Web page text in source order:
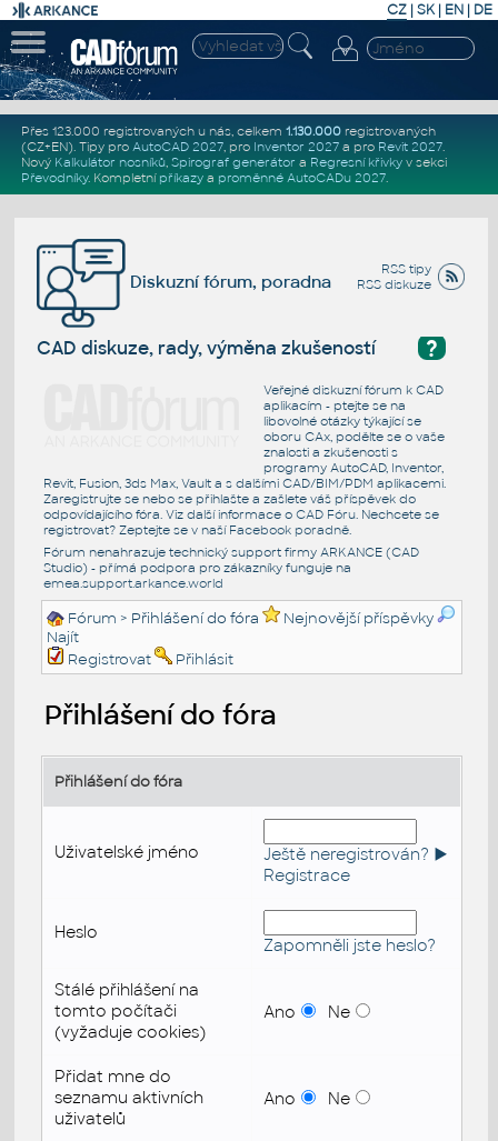
CZ | SK| EN | DE
Přes 123.000 registrovaných u nás, celkem 1.130.000registrovaných
(CZ+EN). Tipy pro AutoCAD 2027, pro Inventor 2027a pro Revit 2027.
Nový Kalkulátor nosníků, Spirograf generátor a Regresní křivkyv sekci
Převodníky. Kompletní příkazya proměnné AutoCADu 2027.
RSS tipy
RSS diskuze
Diskuzní fórum, poradna
?
CAD diskuze, rady, výměna zkušeností
Veřejné diskuzní fórum k CAD
aplikacím - ptejte se na
libovolné otázky týkající se
oboru CAx, podělte se o vaše
znalosti a zkušenosti s
programy AutoCAD, Inventor,
Revit, Fusion, 3ds Max, Vault a s dalšími CAD/BIM/PDM aplikacemi.
Zaregistrujte se nebo se přihlašte a zašlete váš příspěvek do
odpovídajícího fóra. Viz další informace o CAD Fóru. Nechcete se
registrovat? Zeptejte se v naší Facebook poradně.
Fórum nenahrazuje technický support firmy ARKANCE (CAD
Studio) - přímá podpora pro zákazníky funguje na
emea.support.arkance.world
Fórum > Přihlášení do fóra
Nejnovější příspěvky
Najít
Registrovat
Přihlásit
Přihlášení do fóra
Přihlášení do fóra
Uživatelské jméno
Ještě neregistrován? ►
Registrace
Heslo
Zapomněli jste heslo?
Stálé přihlášení na
tomto počítači
(vyžaduje cookies)
Ano Ne
Přidat mne do
seznamu aktivních
uživatelů
Ano Ne